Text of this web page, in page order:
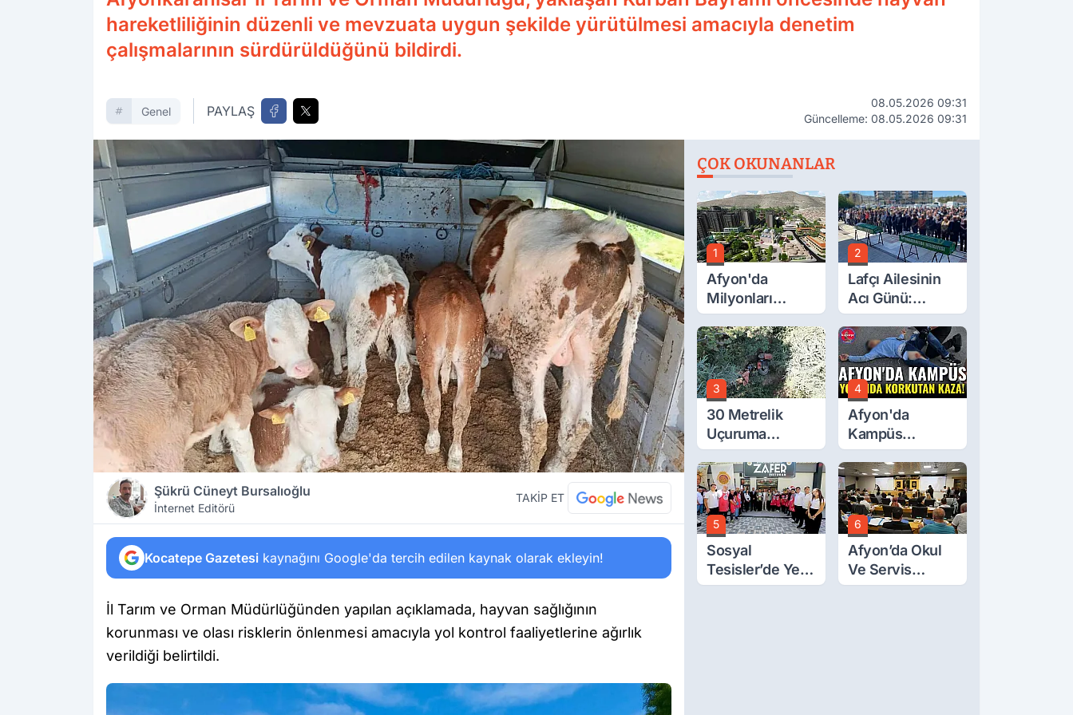
hareketliliğinin düzenli ve mevzuata uygun şekilde yürütülmesi amacıyla denetim
çalışmalarının sürdürüldüğünü bildirdi.
Genel PAYLAŞ
08.05.2026 09:31
Güncelleme: 08.05.2026 09:31
Şükrü Cüneyt Bursalıoğlu
İnternet Editörü
TAKİP ET
Kocatepe Gazetesi kaynağını Google'da tercih edilen kaynak olarak ekleyin!
İl Tarım ve Orman Müdürlüğünden yapılan açıklamada, hayvan sağlığının
korunması ve olası risklerin önlenmesi amacıyla yol kontrol faaliyetlerine ağırlık
verildiği belirtildi.
ÇOK OKUNANLAR
1
Afyon'da
Milyonları
İlgilendiren
Açıklama! Tarih
Netleşti!
2
Lafçı Ailesinin
Acı Günü:
Beytullah Lafçı
Vefat Etti
3
30 Metrelik
Uçuruma
Yuvarlanan
Traktörden Sağ
Çıktılar
4
Afyon'da
Kampüs
Yolunda
Korkutan Kaza!
5
Sosyal
Tesisler’de Yeni
Tarife Belli Oldu
6
Afyon’da Okul
Ve Servis
Ücretleri